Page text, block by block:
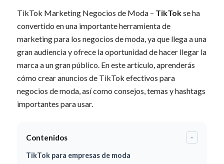
TikTok Marketing Negocios de Moda – TikTokse ha
convertido en una importante herramienta de
marketing para los negocios de moda, ya que llega a una
gran audiencia y ofrece la oportunidad de hacer llegar la
marca a un gran público. En este artículo, aprenderás
cómo crear anuncios de TikTok efectivos para
negocios de moda, así como consejos, temas y hashtags
importantes para usar.
Contenidos -
TikTok para empresas de moda